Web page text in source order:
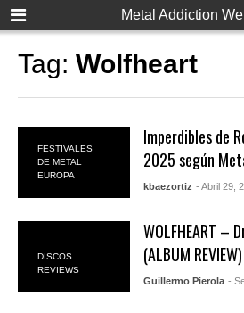
Metal Addiction
Tag: Wolfheart
FESTIVALES
DE METAL
EUROPA
Imperdibles de
2025 según
kbaezortiz - Abril 29,
DISCOS
REVIEWS
WOLFHEART –
(ALBUM REVIEW)
Guillermo Pierola -